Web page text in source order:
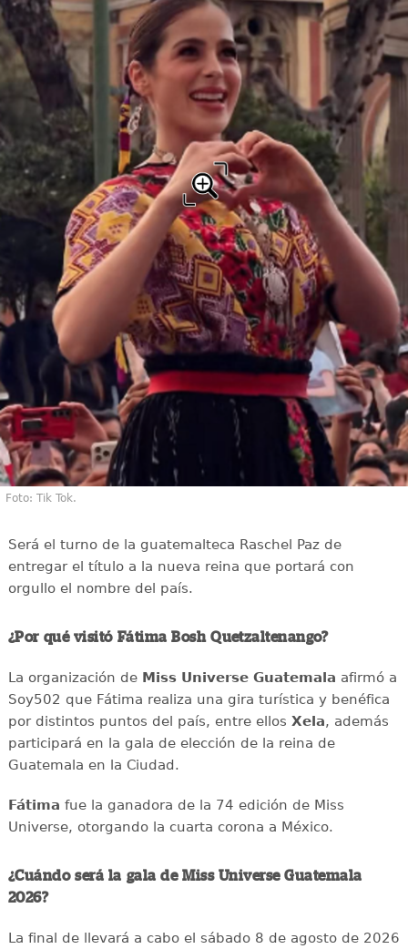
Foto: Tik Tok.
Será el turno de la guatemalteca Raschel Paz de
entregar el título a la nueva reina que portará con
orgullo el nombre del país.
¿Por qué visitó Fátima Bosh Quetzaltenango?
La organización de Miss Universe Guatemala afirmó a
Soy502 que Fátima realiza una gira turística y benéfica
por distintos puntos del país, entre ellos Xela, además
participará en la gala de elección de la reina de
Guatemala en la Ciudad.
Fátima fue la ganadora de la 74 edición de Miss
Universe, otorgando la cuarta corona a México.
¿Cuándo será la gala de Miss Universe Guatemala
2026?
La final de llevará a cabo el sábado 8 de agosto de 2026